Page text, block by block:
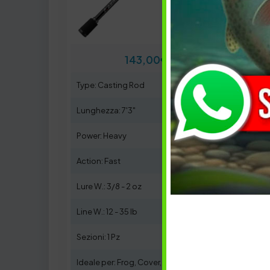
143,00€
Type: Casting Rod
Lunghezza: 7'3"
Power: Heavy
Action: Fast
Lure W.: 3/8 - 2 oz
Line W.: 12 - 35 lb
Sezioni: 1 Pz
Ideale per: Frog, Cover, Flipping
Type:
Lure
Line